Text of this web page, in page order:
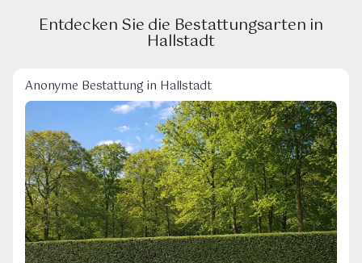
Entdecken Sie die Bestattungsarten in
Hallstadt
Anonyme Bestattung in Hallstadt